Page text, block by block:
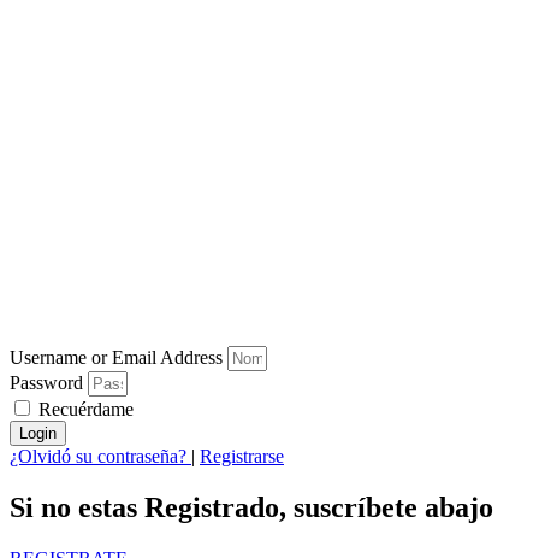
Username or Email Address
Password
Recuérdame
Login
¿Olvidó su contraseña? | Registrarse
Si no estas Registrado, suscríbete abajo